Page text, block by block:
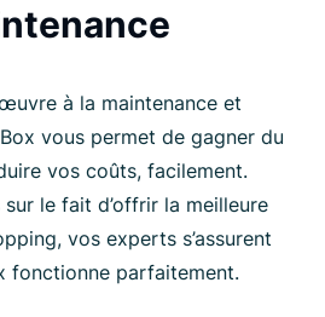
à la maintenance et
Box vous permet de gagner du
vos coûts, facilement.
le fait d’offrir la meilleure
vos experts s’assurent
fonctionne parfaitement.